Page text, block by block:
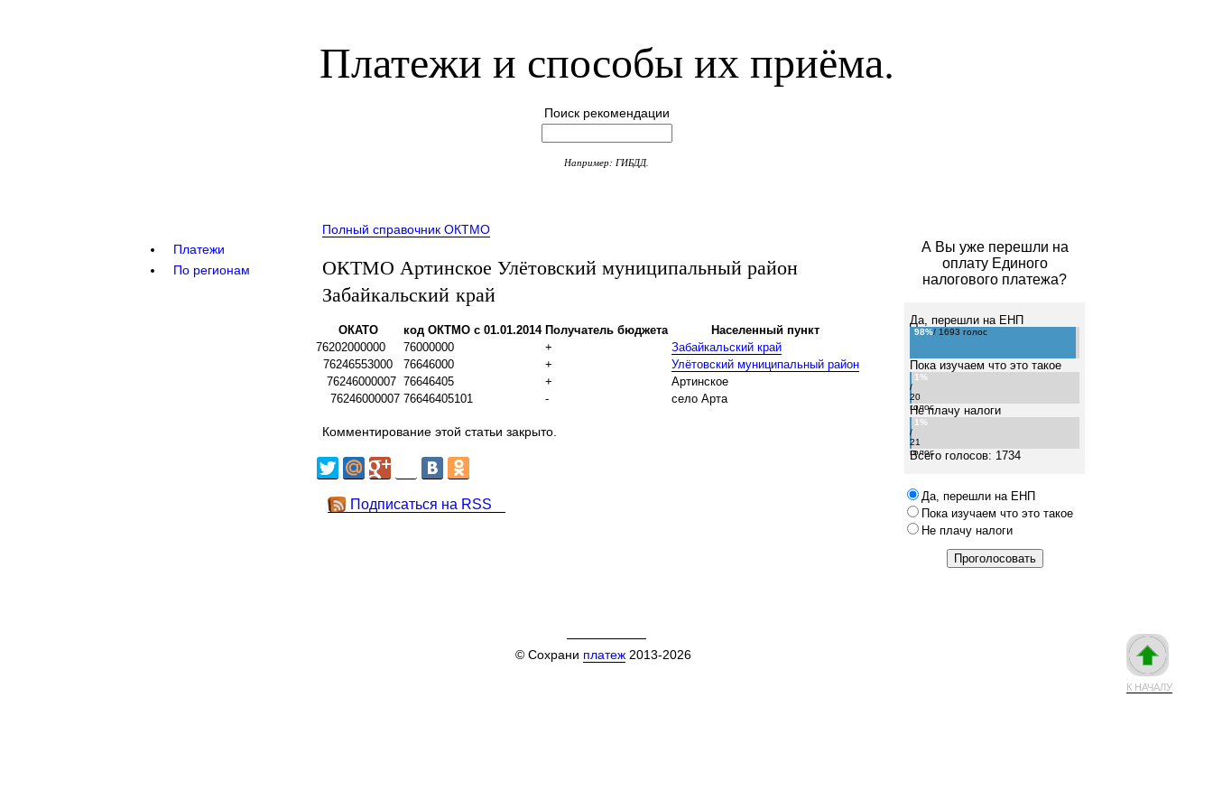
Платежи и способы их приёма.
Поиск рекомендации
Например: ГИБДД.
Платежи
По регионам
А Вы уже перешли на
оплату Единого
налогового платежа?
Да, перешли на ЕНП
98%/ 1693 голос
Пока изучаем что это такое
1%
/
20
голос
Не плачу налоги
1%
/
21
голос
Всего голосов: 1734
Да, перешли на ЕНП
Пока изучаем что это такое
Не плачу налоги
Полный справочник ОКТМО
ОКТМО Артинское Улётовский муниципальный район
Забайкальский край
ОКАТО код ОКТМО с 01.01.2014 Получатель бюджета
Населенный пункт
76202000000
76000000 +
Забайкальский край
76246553000
76646000 +
Улётовский муниципальный район
76246000007 76646405 +
Артинское
76246000007 76646405101 - село Арта
Комментирование этой статьи закрыто.
Подписаться на RSS
К НАЧАЛУ
© Сохрани платеж2013-2026